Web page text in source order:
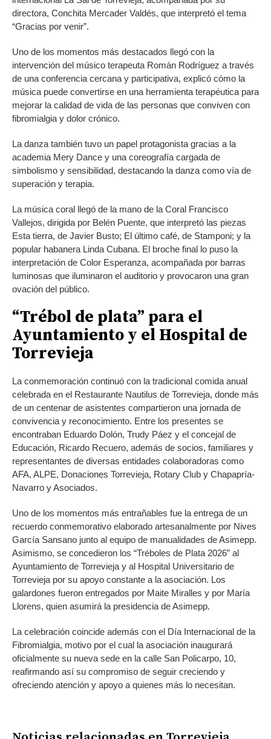
directora, Conchita Mercader Valdés, que interpretó el tema
“Gracias por venir”.
Uno de los momentos más destacados llegó con la
intervención del músico terapeuta Román Rodríguez a través
de una conferencia cercana y participativa, explicó cómo la
música puede convertirse en una herramienta terapéutica para
mejorar la calidad de vida de las personas que conviven con
fibromialgia y dolor crónico.
La danza también tuvo un papel protagonista gracias a la
academia Mery Dance y una coreografía cargada de
simbolismo y sensibilidad, destacando la danza como vía de
superación y terapia.
La música coral llegó de la mano de la Coral Francisco
Vallejos, dirigida por Belén Puente, que interpretó las piezas
Esta tierra, de Javier Busto; El último café, de Stamponi; y la
popular habanera Linda Cubana. El broche final lo puso la
interpretación de Color Esperanza, acompañada por barras
luminosas que iluminaron el auditorio y provocaron una gran
ovación del público.
“Trébol de plata” para el
Ayuntamiento y el Hospital de
Torrevieja
La conmemoración continuó con la tradicional comida anual
celebrada en el Restaurante Nautilus de Torrevieja, donde más
de un centenar de asistentes compartieron una jornada de
convivencia y reconocimiento. Entre los presentes se
encontraban Eduardo Dolón, Trudy Páez y el concejal de
Educación, Ricardo Recuero, además de socios, familiares y
representantes de diversas entidades colaboradoras como
AFA, ALPE, Donaciones Torrevieja, Rotary Club y Chapapría-
Navarro y Asociados.
Uno de los momentos más entrañables fue la entrega de un
recuerdo conmemorativo elaborado artesanalmente por Nives
García Sansano junto al equipo de manualidades de Asimepp.
Asimismo, se concedieron los “Tréboles de Plata 2026” al
Ayuntamiento de Torrevieja y al Hospital Universitario de
Torrevieja por su apoyo constante a la asociación. Los
galardones fueron entregados por Maite Miralles y por María
Llorens, quien asumirá la presidencia de Asimepp.
La celebración coincide además con el Día Internacional de la
Fibromialgia, motivo por el cual la asociación inaugurará
oficialmente su nueva sede en la calle San Policarpo, 10,
reafirmando así su compromiso de seguir creciendo y
ofreciendo atención y apoyo a quienes más lo necesitan.